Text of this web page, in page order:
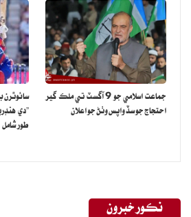
جماعت اسلامي جو 9 آگسٽ تي ملڪ گير
احتجاج جو سڏ واپس وٺڻ جو اعلان
سائوٿرن
”دي
طور شامل
نڪور خبرون